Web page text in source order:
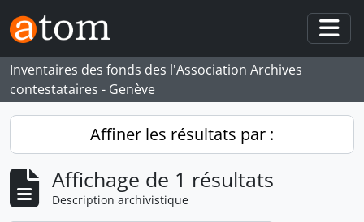
Skip to main content
Inventaires des fonds des l'Association Archives
contestataires - Genève
Affiner les résultats par :
Affichage de 1 résultats
Description archivistique